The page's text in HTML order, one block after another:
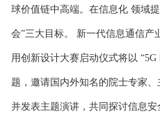
球价值链中高端。在信息化 领域
会”三大目标。 新一代信息通信产
用创新设计大赛启动仪式将以
题，邀请国内外知名的院士专家
并发表主题演讲，共同探讨信息